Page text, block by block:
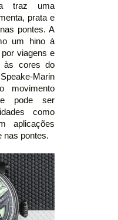
traz uma
prata e
pontes. A
um hino à
viagens e
às cores do
Marin
movimento
pode ser
como
aplicações
nas pontes.